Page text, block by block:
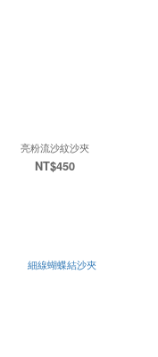
亮粉流沙紋沙夾
NT$450